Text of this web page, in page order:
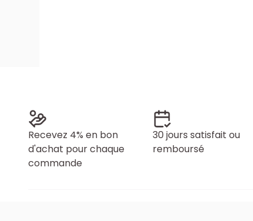
Recevez 4% en bon
d'achat pour chaque
commande
30 jours satisfait ou
remboursé